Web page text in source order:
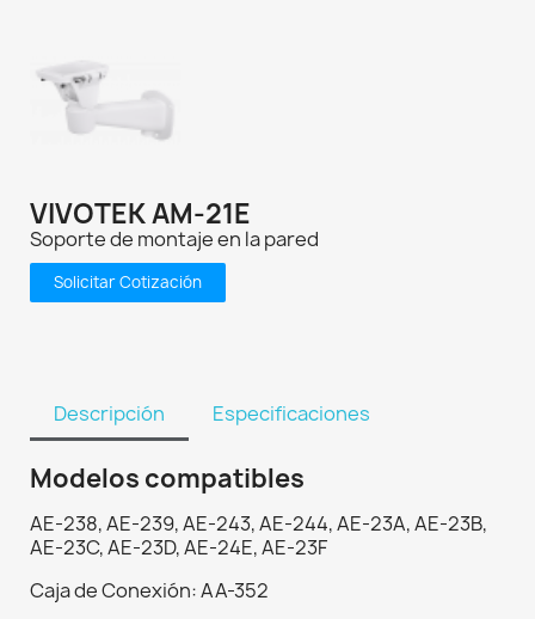
VIVOTEK AM-21E
Soporte de montaje en la pared
Solicitar Cotización
Descripción Especificaciones
Modelos compatibles
AE-238, AE-239, AE-243, AE-244, AE-23A, AE-23B,
AE-23C, AE-23D, AE-24E, AE-23F
Caja de Conexión: AA-352